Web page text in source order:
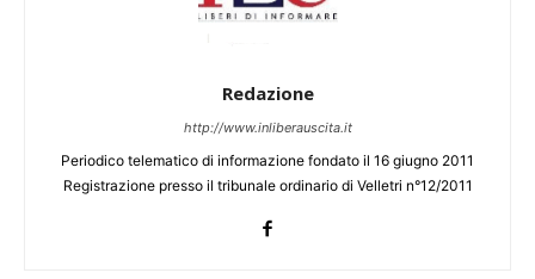
Redazione
http://www.inliberauscita.it
Periodico telematico di informazione fondato il 16 giugno 2011
Registrazione presso il tribunale ordinario di Velletri n°12/2011